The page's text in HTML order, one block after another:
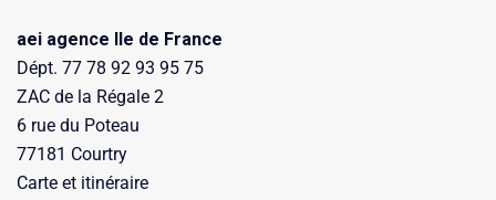
aei agence Ile de France
Dépt. 77 78 92 93 95 75
ZAC de la Régale 2
6 rue du Poteau
77181 Courtry
Carte et itinéraire